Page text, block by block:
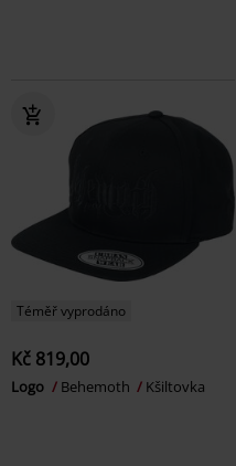
Téměř vyprodáno
Kč 819,00
Logo Behemoth Kšiltovka